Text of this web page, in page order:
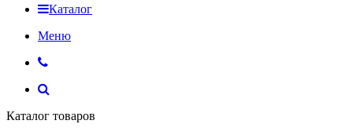
Каталог
Меню
Каталог товаров